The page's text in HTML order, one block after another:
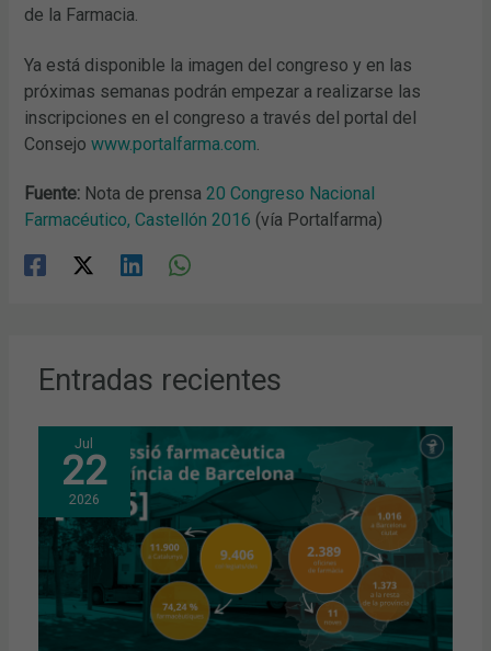
de la Farmacia.
Ya está disponible la imagen del congreso y en las
próximas semanas podrán empezar a realizarse las
inscripciones en el congreso a través del portal del
Consejowww.portalfarma.com
Fuente: Nota de prensa20 Congreso Nacional
Farmacéutico, Castellón 2016 (vía Portalfarma)
Entradas recientes
Jul
22
2026